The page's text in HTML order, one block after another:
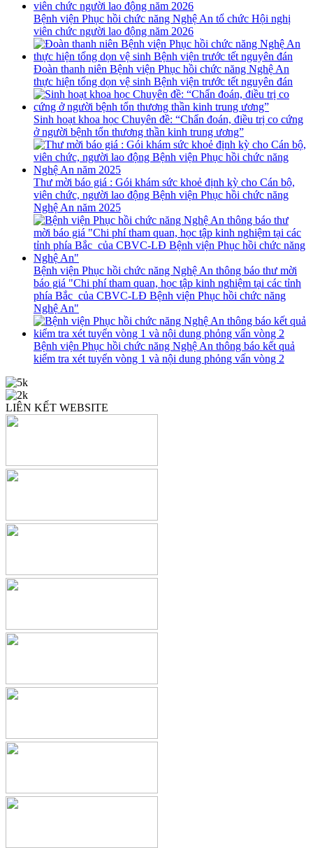
Bệnh viện Phục hồi chức năng Nghệ An tổ chức Hội nghị
viên chức người lao động năm 2026
Đoàn thanh niên Bệnh viện Phục hồi chức năng Nghệ An
thực hiện tổng dọn vệ sinh Bệnh viện trước tết nguyên đán
Sinh hoạt khoa học Chuyên đề: “Chẩn đoán, điều trị co cứng
ở người bệnh tổn thương thần kinh trung ương”
Thư mời báo giá : Gói khám sức khoẻ định kỳ cho Cán bộ,
viên chức, người lao động Bệnh viện Phục hồi chức năng
Nghệ An năm 2025
Bệnh viện Phục hồi chức năng Nghệ An thông báo thư mời
báo giá "Chi phí tham quan, học tập kinh nghiệm tại các tỉnh
phía Bắc của CBVC-LĐ Bệnh viện Phục hồi chức năng
Nghệ An"
Bệnh viện Phục hồi chức năng Nghệ An thông báo kết quả
kiểm tra xét tuyển vòng 1 và nội dung phỏng vấn vòng 2
LIÊN KẾT WEBSITE